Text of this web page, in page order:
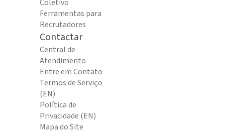
Coletivo
Ferramentas para
Recrutadores
Contactar
Central de
Atendimento
Entre em Contato
Termos de Serviço
(EN)
Política de
Privacidade (EN)
Mapa do Site